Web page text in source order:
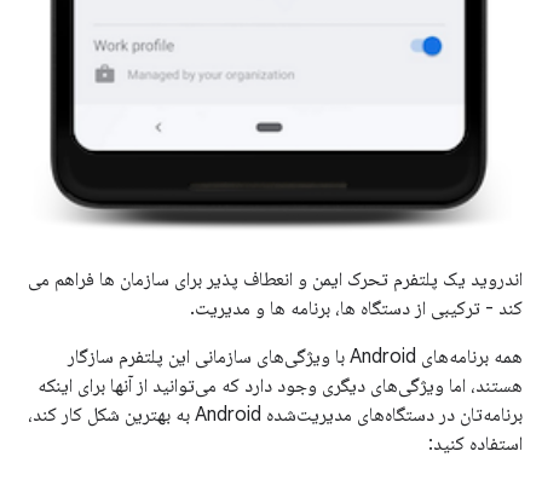
اندروید یک پلتفرم تحرک ایمن و انعطاف پذیر برای سازمان ها فراهم می
کند - ترکیبی از دستگاه ها، برنامه ها و مدیریت.
همه برنامه‌های Android با ویژگی‌های سازمانی این پلتفرم سازگار
هستند، اما ویژگی‌های دیگری وجود دارد که می‌توانید از آنها برای اینکه
برنامه‌تان در دستگاه‌های مدیریت‌شده Android به بهترین شکل کار کند،
استفاده کنید: